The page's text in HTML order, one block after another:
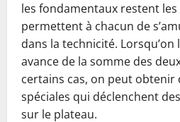
les fondamentaux restent
permettent à chacun de
dans la technicité. Lorsqu’on
avance de la somme des
certains cas, on peut obtenir
spéciales qui déclenchent
sur le plateau.